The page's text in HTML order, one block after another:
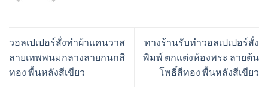
วอลเปเปอร์สั่งทำผ้าแคนวาส
ลายเทพพนมกลางลายกนกสี
ทอง พื้นหลังสีเขียว
ทางร้านรับทำวอลเปเปอร์สั่ง
พิมพ์ ตกแต่งห้องพระ ลายต้น
โพธิ์สีทอง พื้นหลังสีเขียว